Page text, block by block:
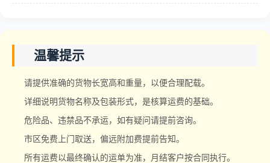
温馨提示
请提供准确的货物长宽高和重量，以便合理配载。
详细说明货物名称及包装形式，是核算运费的基础。
危险品、违禁品不承运，如有疑问请提前咨询。
市区免费上门取送，偏远附加费提前告知。
所有运费以最终确认的运单为准，月结客户按合同执行。